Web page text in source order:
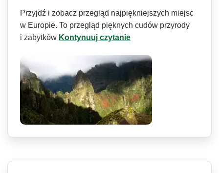
Przyjdź i zobacz przegląd najpiękniejszych miejsc
w Europie. To przegląd pięknych cudów przyrody
i zabytków Kontynuuj czytanie